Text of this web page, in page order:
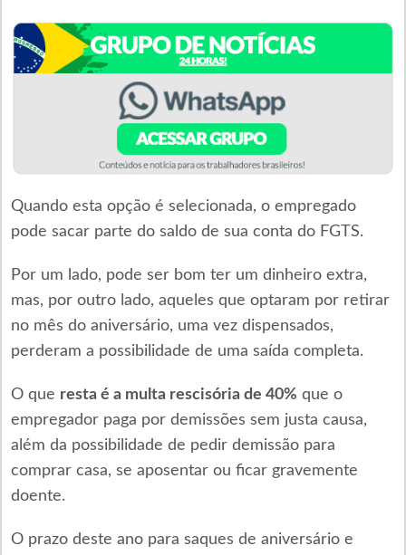
Quando esta opção é selecionada, o empregado
pode sacar parte do saldo de sua conta do FGTS.
Por um lado, pode ser bom ter um dinheiro extra,
mas, por outro lado, aqueles que optaram por retirar
no mês do aniversário, uma vez dispensados,
perderam a possibilidade de uma saída completa.
O que resta é a multa rescisória de 40% que o
empregador paga por demissões sem justa causa,
além da possibilidade de pedir demissão para
comprar casa, se aposentar ou ficar gravemente
doente.
O prazo deste ano para saques de aniversário e